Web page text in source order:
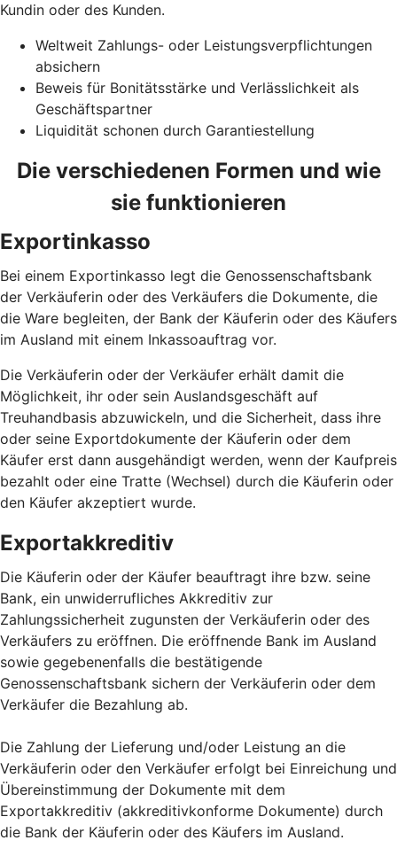
Kundin oder des Kunden.
Weltweit Zahlungs- oder Leistungsverpflichtungen
absichern
Beweis für Bonitätsstärke und Verlässlichkeit als
Geschäftspartner
Liquidität schonen durch Garantiestellung
Die verschiedenen Formen und wie
sie funktionieren
Exportinkasso
Bei einem Exportinkasso legt die Genossenschaftsbank
der Verkäuferin oder des Verkäufers die Dokumente, die
die Ware begleiten, der Bank der Käuferin oder des Käufers
im Ausland mit einem Inkassoauftrag vor.
Die Verkäuferin oder der Verkäufer erhält damit die
Möglichkeit, ihr oder sein Auslandsgeschäft auf
Treuhandbasis abzuwickeln, und die Sicherheit, dass ihre
oder seine Exportdokumente der Käuferin oder dem
Käufer erst dann ausgehändigt werden, wenn der Kaufpreis
bezahlt oder eine Tratte (Wechsel) durch die Käuferin oder
den Käufer akzeptiert wurde.
Exportakkreditiv
Die Käuferin oder der Käufer beauftragt ihre bzw. seine
Bank, ein unwiderrufliches Akkreditiv zur
Zahlungssicherheit zugunsten der Verkäuferin oder des
Verkäufers zu eröffnen. Die eröffnende Bank im Ausland
sowie gegebenenfalls die bestätigende
Genossenschaftsbank sichern der Verkäuferin oder dem
Verkäufer die Bezahlung ab.
Die Zahlung der Lieferung und/oder Leistung an die
Verkäuferin oder den Verkäufer erfolgt bei Einreichung und
Übereinstimmung der Dokumente mit dem
Exportakkreditiv (akkreditivkonforme Dokumente) durch
die Bank der Käuferin oder des Käufers im Ausland.